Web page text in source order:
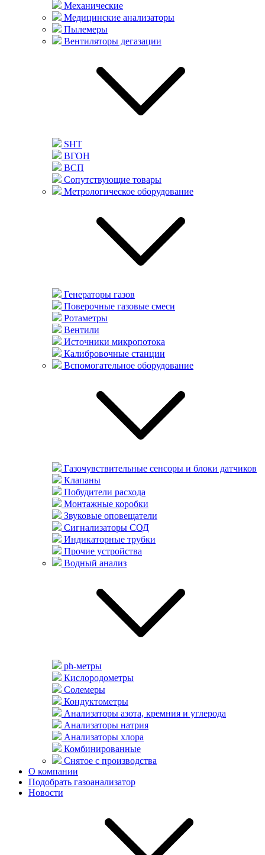
Механические
Медицинские анализаторы
Пылемеры
Вентиляторы дегазации
SHT
ВГОН
ВСП
Сопутствующие товары
Метрологическое оборудование
Генераторы газов
Поверочные газовые смеси
Ротаметры
Вентили
Источники микропотока
Калибровочные станции
Вспомогательное оборудование
Газочувствительные сенсоры и блоки датчиков
Клапаны
Побудители расхода
Монтажные коробки
Звуковые оповещатели
Сигнализаторы СОД
Индикаторные трубки
Прочие устройства
Водный анализ
ph-метры
Кислородометры
Солемеры
Кондуктометры
Анализаторы азота, кремния и углерода
Анализаторы натрия
Анализаторы хлора
Комбинированные
Снятое с производства
О компании
Подобрать газоанализатор
Новости